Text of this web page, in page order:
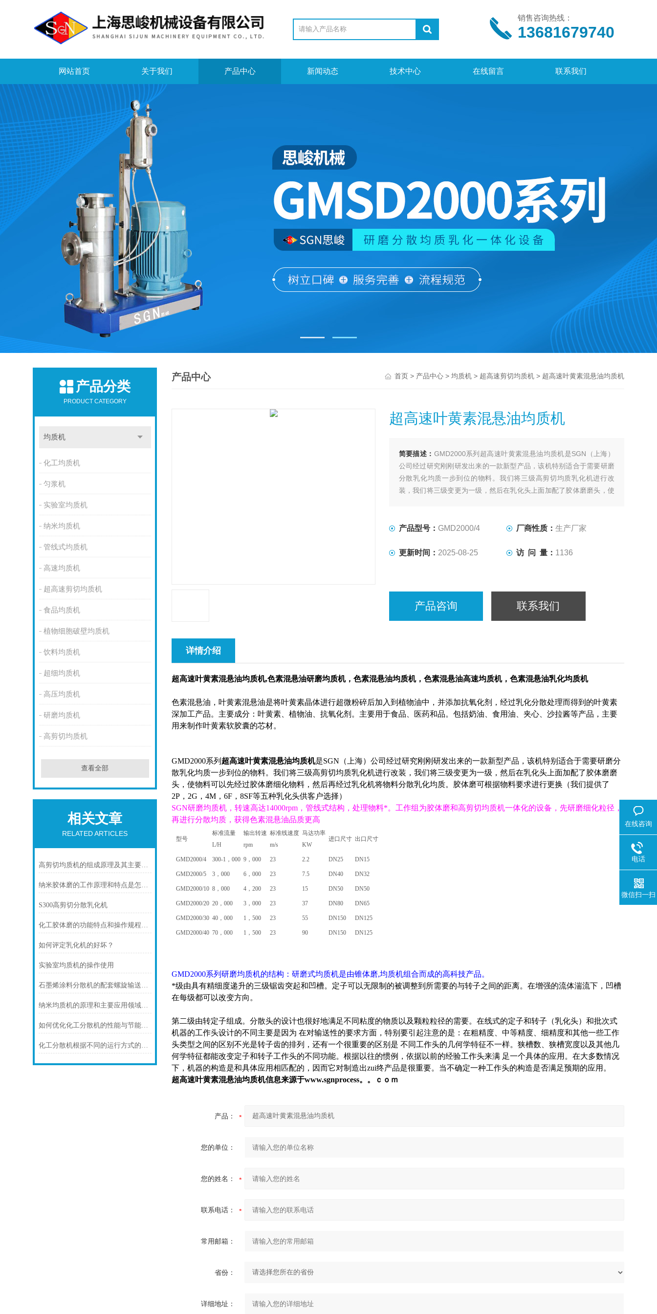
销售咨询热线：
13681679740
网站首页 关于我们 产品中心 新闻动态 技术中心 在线留言 联系我们
产品分类
PRODUCT CATEGORY
均质机
化工均质机
匀浆机
实验室均质机
纳米均质机
管线式均质机
高速均质机
超高速剪切均质机
食品均质机
植物细胞破壁均质机
饮料均质机
超细均质机
高压均质机
研磨均质机
高剪切均质机
查看全部
相关文章
RELATED ARTICLES
高剪切均质机的组成原理及其主要用途
纳米胶体磨的工作原理和特点是怎样的？
S300高剪切分散乳化机
化工胶体磨的功能特点和操作规程介绍
如何评定乳化机的好坏？
实验室均质机的操作使用
石墨烯涂料分散机的配套螺旋输送服务
纳米均质机的原理和主要应用领域说明
如何优化化工分散机的性能与节能效果？
化工分散机根据不同的运行方式的分类
产品中心 首页> 产品中心> 均质机> 超高速剪切均质机> 超高速叶黄素混悬油均质机
超高速叶黄素混悬油均质机
简要描述： GMD2000系列超高速叶黄素混悬油均质机是SGN（上海）
公司经过研究刚刚研发出来的一款新型产品，该机特别适合于需要研磨
分散乳化均质一步到位的物料。我们将三级高剪切均质乳化机进行改
装，我们将三级变更为一级，然后在乳化头上面加配了胶体磨磨头，使
8SF等五种乳化头供客户选择
产品型号： GMD2000/4 厂商性质：生产厂家
更新时间： 2025-08-25 访 问 量： 1136
产品咨询 联系我们
详情介绍
超高速叶黄素混悬油均质机,色素混悬油研磨均质机，色素混悬油均质机，色素混悬油高速均质机，色素混悬油乳化均质机
色素混悬油，叶黄素混悬油是将叶黄素晶体进行超微粉碎后加入到植物油中，并添加抗氧化剂，经过乳化分散处理而得到的叶黄素
深加工产品。主要成分：叶黄素、植物油、抗氧化剂。主要用于食品、医药和品。包括奶油、食用油、夹心、沙拉酱等产品，主要
用来制作叶黄素软胶囊的芯材。
GMD2000系列 超高速叶黄素混悬油均质机是SGN （上海）公司经过研究刚刚研发出来的一款新型产品，该机特别适合于需要研磨分
散乳化均质一步到位的物料。我们将三级高剪切均质乳化机进行改装，我们将三级变更为一级，然后在乳化头上面加配了胶体磨磨
头，使物料可以先经过胶体磨细化物料，然后再经过乳化机将物料分散乳化均质。胶体磨可根据物料要求进行更换（我们提供了
2P，2G，4M，6F，8SF等五种乳化头供客户选择）
SGN研磨均质机 ，转速高达14000rpm，管线式结构，处理物料*。工作组为胶体磨和高剪切均质机一体化的设备，先研磨细化粒径，
再进行分散均质，获得色素混悬油品质更高
型号
标准流量
L/H
输出转速
rpm
标准线速度
m/s
马达功率
KW
进口尺寸 出口尺寸
GMD2000/4 300-1，000 9，000 23 2.2 DN25 DN15
GMD2000/5 3，000 6，000 23 7.5 DN40 DN32
GMD2000/10 8，000 4，200 23 15 DN50 DN50
GMD2000/20 20，000 3，000 23 37 DN80 DN65
GMD2000/30 40，000 1，500 23 55 DN150 DN125
GMD2000/40 70，000 1，500 23 90 DN150 DN125
GMD2000系列研磨均质机的结构：研磨式均质机是由锥体磨,均质机组合而成的高科技产品。
*级由具有精细度递升的三级锯齿突起和凹槽。定子可以无限制的被调整到所需要的与转子之间的距离。在增强的流体湍流下，凹槽
在每级都可以改变方向。
第二级由转定子组成。分散头的设计也很好地满足不同粘度的物质以及颗粒粒径的需要。在线式的定子和转子（乳化头）和批次式
机器的工作头设计的不同主要是因为 在对输送性的要求方面，特别要引起注意的是：在粗精度、中等精度、细精度和其他一些工作
头类型之间的区别不光是转子齿的排列，还有一个很重要的区别是 不同工作头的几何学特征不一样。狭槽数、狭槽宽度以及其他几
何学特征都能改变定子和转子工作头的不同功能。根据以往的惯例，依据以前的经验工作头来满 足一个具体的应用。在大多数情况
下，机器的构造是和具体应用相匹配的，因而它对制造出zui终产品是很重要。当不确定一种工作头的构造是否满足预期的应用。
超高速叶黄素混悬油均质机信息来源于www.sgnprocess。。ｃｏｍ
产品：
您的单位：
您的姓名：
联系电话：
常用邮箱：
省份：
详细地址：
在线咨询
电话
微信扫一扫